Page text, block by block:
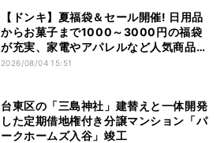
【ドンキ】夏福袋＆セール開催! 日用品
からお菓子まで1000～3000円の福袋
が充実、家電やアパレルなど人気商品も
特価
2026/08/04 15:51
台東区の「三島神社」建替えと一体開発
した定期借地権付き分譲マンション「パ
ークホームズ入谷」竣工